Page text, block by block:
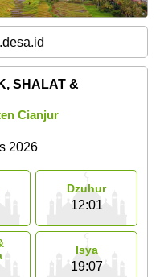
SHALAT &
Cianjur
2026
Dzuhur
12:01
Isya
19:07